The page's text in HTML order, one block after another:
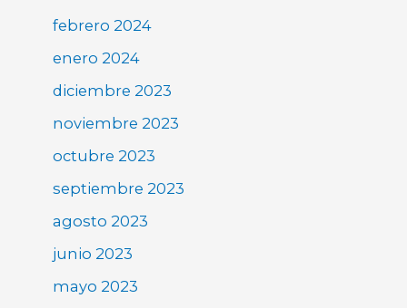
febrero 2024
enero 2024
diciembre 2023
noviembre 2023
octubre 2023
septiembre 2023
agosto 2023
junio 2023
mayo 2023